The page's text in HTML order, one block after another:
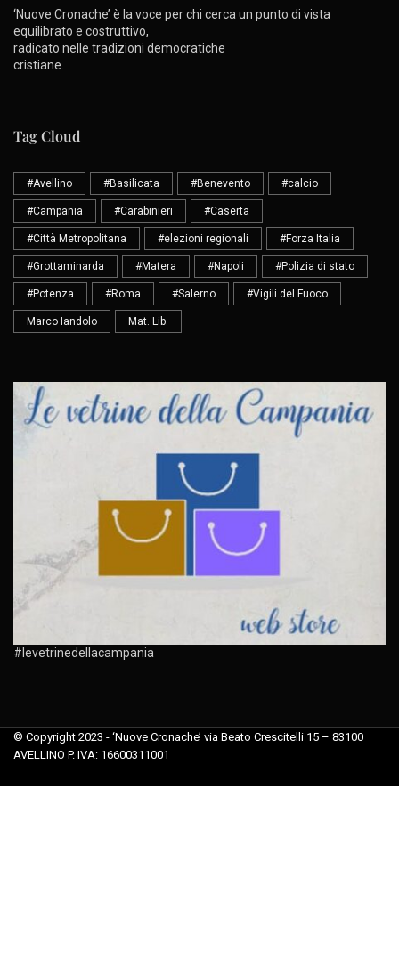
‘Nuove Cronache’ è la voce per chi cerca un punto di vista
equilibrato e costruttivo,
radicato nelle tradizioni democratiche
cristiane.
Tag Cloud
#Avellino #Basilicata #Benevento #calcio
#Campania #Carabinieri #Caserta
#Città Metropolitana #elezioni regionali #Forza Italia
#Grottaminarda #Matera #Napoli #Polizia di stato
#Potenza #Roma #Salerno #Vigili del Fuoco
Marco Iandolo Mat. Lib.
#levetrinedellacampania
© Copyright 2023 - ‘Nuove Cronache’ via Beato Crescitelli 15 – 83100
AVELLINO P. IVA: 16600311001